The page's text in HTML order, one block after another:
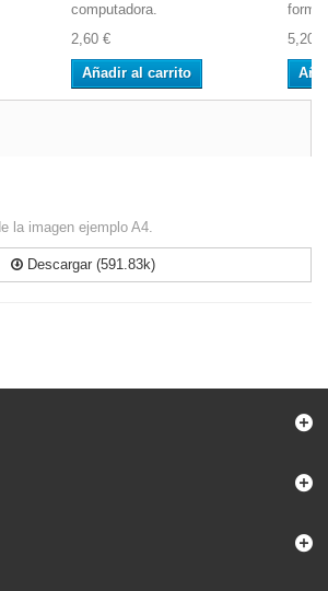
computadora.
2,60 €
Añadir al carrito
5,20 €
la imagen ejemplo A4.
Descargar (591.83k)